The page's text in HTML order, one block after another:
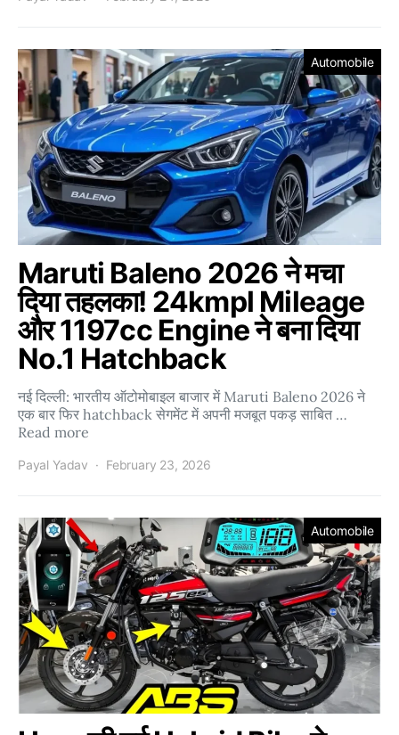
Automobile
Maruti Baleno 2026 ने मचा
दिया तहलका! 24kmpl Mileage
और 1197cc Engine ने बना दिया
No.1 Hatchback
नई दिल्ली: भारतीय ऑटोमोबाइल बाजार में Maruti Baleno 2026 ने
एक बार फिर hatchback सेगमेंट में अपनी मजबूत पकड़ साबित …
Read more
Payal Yadav February 23, 2026
Automobile